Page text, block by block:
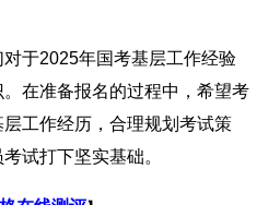
于2025年国考基层工作经验
在准备报名的过程中，希望考
工作经历，合理规划考试策
试打下坚实基础。